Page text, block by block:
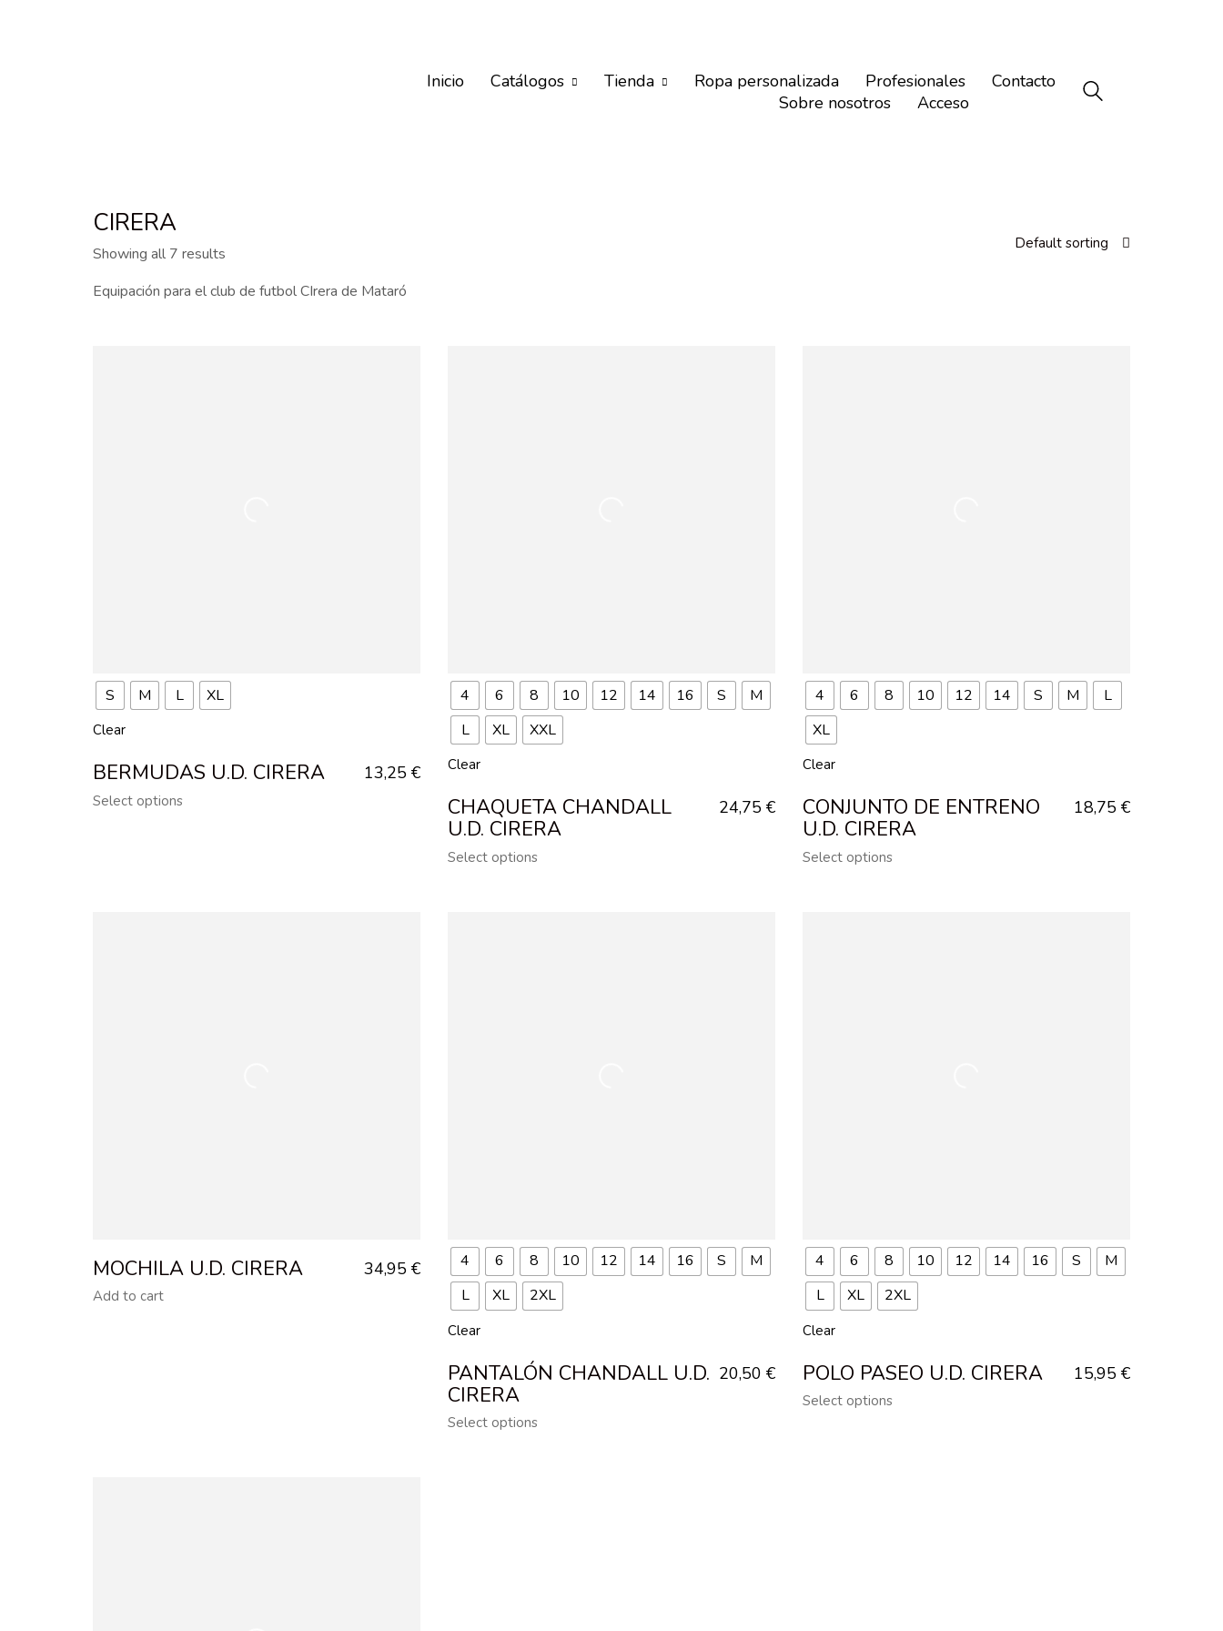
Inicio Catálogos Tienda Ropa personalizada Profesionales
Contacto
Sobre nosotros
Acceso
CIRERA
Showing all 7 results
Default sorting
Equipación para el club de futbol CIrera de Mataró
S M L XL
Clear
BERMUDAS U.D. CIRERA
Select options
13,25 €
4 6 8 10 12 14 16 S
M
L
XL XXL
Clear
CHAQUETA CHANDALL
U.D. CIRERA
Select options
24,75 €
4 6 8 10 12 14 S M
L
XL
Clear
CONJUNTO DE ENTRENO
U.D. CIRERA
Select options
18,75 €
MOCHILA U.D. CIRERA
Add to cart
34,95 € 4 6 8 10 12 14 16 S
M
L
XL 2XL
Clear
PANTALÓN CHANDALL U.D.
CIRERA
Select options
20,50 €
4 6 8 10 12 14 16 S
M
L
XL 2XL
Clear
POLO PASEO U.D. CIRERA
Select options
15,95 €